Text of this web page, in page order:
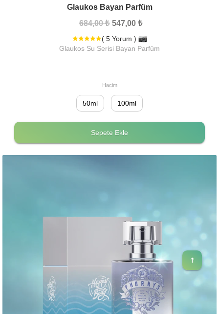
Glaukos Bayan Parfüm
684,00 ₺ 547,00 ₺
( 5 Yorum )
Glaukos Su Serisi Bayan Parfüm
Hacim
50ml 100ml
Sepete Ekle